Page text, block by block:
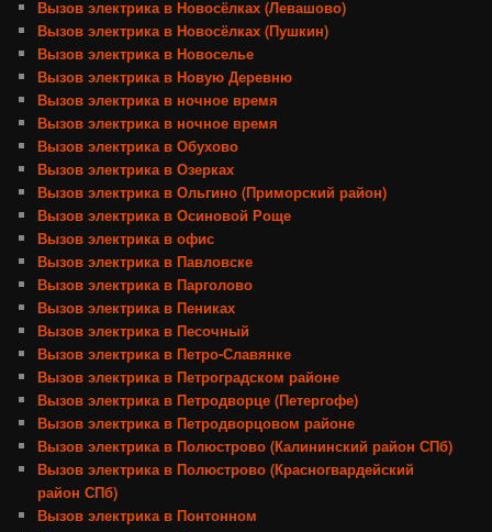
Вызов электрика в Новосёлках (Левашово)
Вызов электрика в Новосёлках (Пушкин)
Вызов электрика в Новоселье
Вызов электрика в Новую Деревню
Вызов электрика в ночное время
Вызов электрика в ночное время
Вызов электрика в Обухово
Вызов электрика в Озерках
Вызов электрика в Ольгино (Приморский район)
Вызов электрика в Осиновой Роще
Вызов электрика в офис
Вызов электрика в Павловске
Вызов электрика в Парголово
Вызов электрика в Пениках
Вызов электрика в Песочный
Вызов электрика в Петро-Славянке
Вызов электрика в Петроградском районе
Вызов электрика в Петродворце (Петергофе)
Вызов электрика в Петродворцовом районе
Вызов электрика в Полюстрово (Калининский район СПб)
Вызов электрика в Полюстрово (Красногвардейский
район СПб)
Вызов электрика в Понтонном